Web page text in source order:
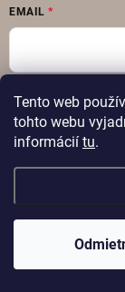
Tento web
tohto webu
informácií tu.
EMAIL
Vložením e-mailu
Copyright 2026